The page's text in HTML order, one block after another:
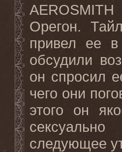
AEROSMITH
Орегон.
привел ее
обсудили
он спросил
чего они
этого он
следующее